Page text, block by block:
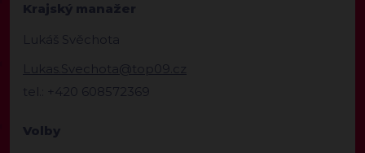
Krajský manažer
Lukáš Svěchota
Lukas.Svechota@top09.cz
tel.: +420 608572369
Volby